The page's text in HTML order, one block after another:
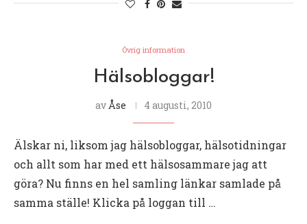
Övrig information
Hälsobloggar!
av Åse 4 augusti, 2010
Älskar ni, liksom jag hälsobloggar, hälsotidningar
och allt som har med ett hälsosammare jag att
göra? Nu finns en hel samling länkar samlade på
samma ställe! Klicka på loggan till …